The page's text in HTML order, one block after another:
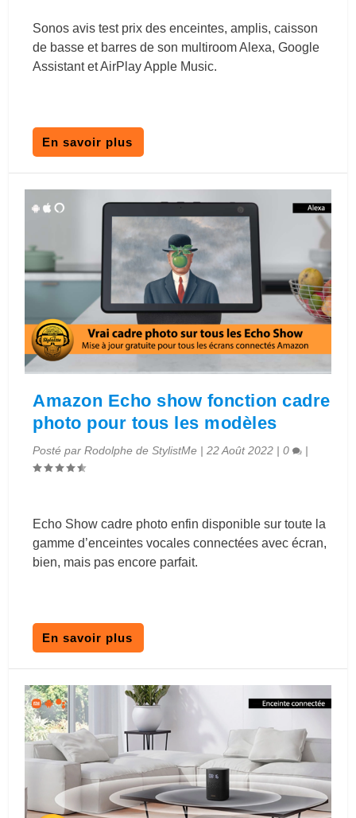
Sonos avis test prix des enceintes, amplis, caisson
de basse et barres de son multiroom Alexa, Google
Assistant et AirPlay Apple Music.
En savoir plus
Amazon Echo show fonction cadre
photo pour tous les modèles
Posté parRodolphe de StylistMe |22 Août 2022 |0 |
Echo Show cadre photo enfin disponible sur toute la
gamme d’enceintes vocales connectées avec écran,
bien, mais pas encore parfait.
En savoir plus